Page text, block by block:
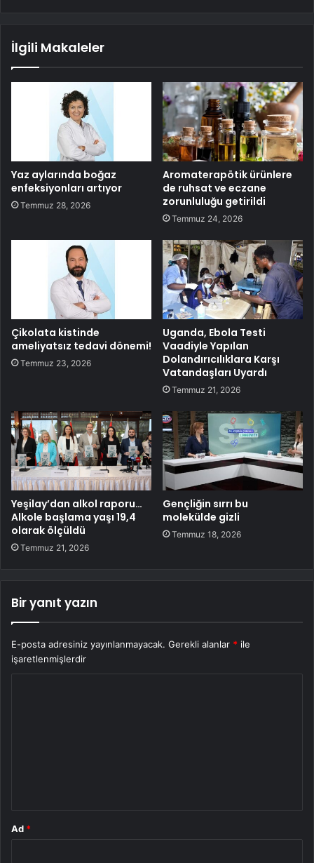
İlgili Makaleler
Yaz aylarında boğaz
enfeksiyonları artıyor
Temmuz 28, 2026
Aromaterapötik ürünlere
de ruhsat ve eczane
zorunluluğu getirildi
Temmuz 24, 2026
Çikolata kistinde
ameliyatsız tedavi dönemi!
Temmuz 23, 2026
Uganda, Ebola Testi
Vaadiyle Yapılan
Dolandırıcılıklara Karşı
Vatandaşları Uyardı
Temmuz 21, 2026
Yeşilay’dan alkol raporu…
Alkole başlama yaşı 19,4
olarak ölçüldü
Temmuz 21, 2026
Gençliğin sırrı bu
molekülde gizli
Temmuz 18, 2026
Bir yanıt yazın
E-posta adresiniz yayınlanmayacak. Gerekli alanlar * ile
işaretlenmişlerdir
Ad *